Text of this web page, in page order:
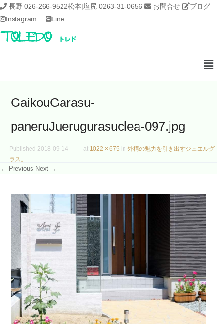
長野 026-266-9522松本|塩尻 0263-31-0656 お問合せ
ブログ
Instagram
Line
GaikouGarasu-
paneruJuerugurasuclea-097.jpg
Published 2018-09-14 at 1022 × 675 in 外構の魅力を引き出すジュエルグ
ラス。
← Previous Next →